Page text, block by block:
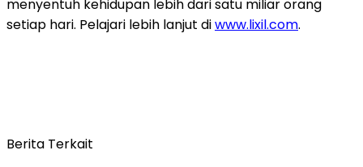
menyentuh kehidupan lebih dari satu miliar orang
setiap hari. Pelajari lebih lanjut diwww.lixil.com.
Berita Terkait